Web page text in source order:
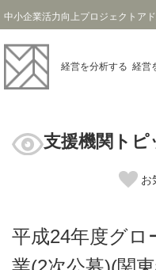
中小企業活力向上プロジェクトア
経営を分析する 経営
支援機関トピ
お
平成24年度グロ